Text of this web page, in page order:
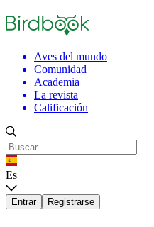
Aves del mundo
Comunidad
Academia
La revista
Calificación
Es
Entrar Registrarse